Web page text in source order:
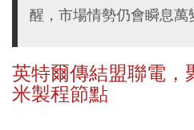
醒，市場情勢仍會瞬息萬
英特爾傳結盟聯電，
米製程節點